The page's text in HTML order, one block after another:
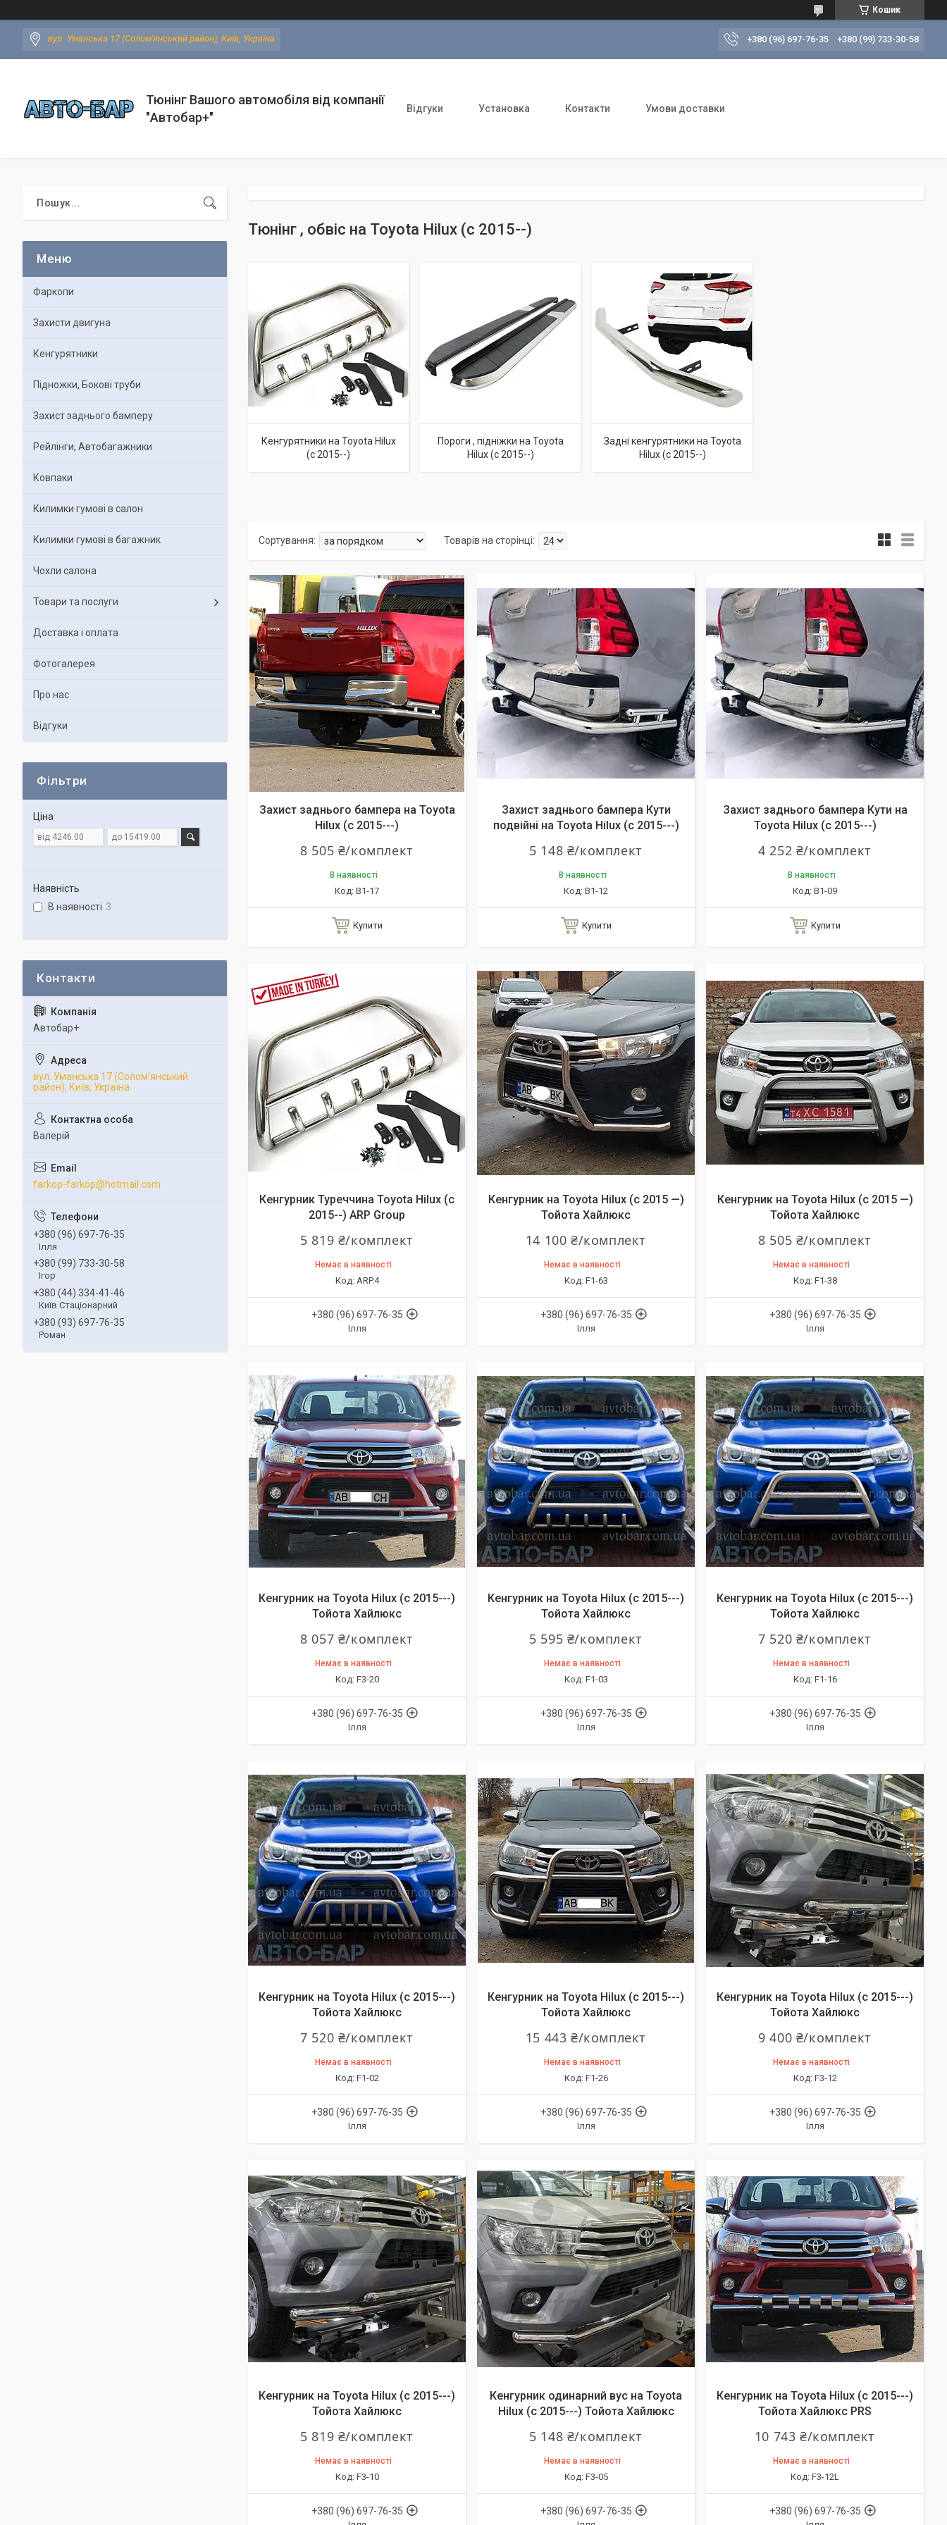
Кошик
вул. Уманська 17 (Солом'янський район), Київ, Україна +380 (96) 697-76-35 +380 (99) 733-30-58
Тюнінг Вашого автомобіля від компанії
"Автобар+"
Відгуки Установка Контакти Умови доставки
Тюнінг , обвіс на Toyota Hilux (c 2015--)
Кенгурятники на Toyota Hilux
(c 2015--)
Пороги , підніжки на Toyota
Hilux (c 2015--)
Задні кенгурятники на Toyota
Hilux (c 2015--)
Захист заднього бампера на Toyota
Hilux (c 2015---)
8 505 ₴/комплект
В наявності
B1-17
Купити
Захист заднього бампера Кути
подвійні на Toyota Hilux (c 2015---)
5 148 ₴/комплект
В наявності
B1-12
Купити
Захист заднього бампера Кути на
Toyota Hilux (c 2015---)
4 252 ₴/комплект
В наявності
B1-09
Купити
Кенгурник Туреччина Toyota Hilux (c
2015--) ARP Group
5 819 ₴/комплект
Немає в наявності
ARP.4
+380 (96) 697-76-35
Ілля
Кенгурник на Toyota Hilux (c 2015 —)
Тойота Хайлюкс
14 100 ₴/комплект
Немає в наявності
F1-63
+380 (96) 697-76-35
Ілля
Кенгурник на Toyota Hilux (c 2015 —)
Тойота Хайлюкс
8 505 ₴/комплект
Немає в наявності
F1-38
+380 (96) 697-76-35
Ілля
Кенгурник на Toyota Hilux (c 2015---)
Тойота Хайлюкс
8 057 ₴/комплект
Немає в наявності
F3-20
+380 (96) 697-76-35
Ілля
Кенгурник на Toyota Hilux (c 2015---)
Тойота Хайлюкс
5 595 ₴/комплект
Немає в наявності
F1-03
+380 (96) 697-76-35
Ілля
Кенгурник на Toyota Hilux (c 2015---)
Тойота Хайлюкс
7 520 ₴/комплект
Немає в наявності
F1-16
+380 (96) 697-76-35
Ілля
Кенгурник на Toyota Hilux (c 2015---)
Тойота Хайлюкс
7 520 ₴/комплект
Немає в наявності
F1-02
+380 (96) 697-76-35
Ілля
Кенгурник на Toyota Hilux (c 2015---)
Тойота Хайлюкс
15 443 ₴/комплект
Немає в наявності
F1-26
+380 (96) 697-76-35
Ілля
Кенгурник на Toyota Hilux (c 2015---)
Тойота Хайлюкс
9 400 ₴/комплект
Немає в наявності
F3-12
+380 (96) 697-76-35
Ілля
Кенгурник на Toyota Hilux (c 2015---)
Тойота Хайлюкс
5 819 ₴/комплект
Немає в наявності
F3-10
+380 (96) 697-76-35
Кенгурник одинарний вус на Toyota
Hilux (c 2015---) Тойота Хайлюкс
5 148 ₴/комплект
Немає в наявності
F3-05
+380 (96) 697-76-35
Кенгурник на Toyota Hilux (c 2015---)
Тойота Хайлюкс PRS
10 743 ₴/комплект
Немає в наявності
F3-12L
+380 (96) 697-76-35
Фаркопи
Захисти двигуна
Кенгурятники
Підножки, Бокові труби
Захист заднього бамперу
Рейлінги, Автобагажники
Ковпаки
Килимки гумові в салон
Килимки гумові в багажник
Чохли салона
Товари та послуги
Доставка і оплата
Фотогалерея
Про нас
Відгуки
Фільтри
Ціна
Наявність
В наявності 3
Автобар+
вул. Уманська 17 (Солом'янський
район), Київ, Україна
Валерій
farkop-farkop@hotmail.com
+380 (96) 697-76-35
Ілля
+380 (99) 733-30-58
Ігор
+380 (44) 334-41-46
Київ Стаціонарний
+380 (93) 697-76-35
Роман